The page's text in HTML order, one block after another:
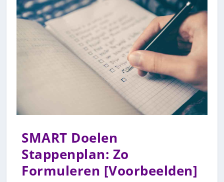
SMART Doelen
Stappenplan: Zo
Formuleren [Voorbeelden]